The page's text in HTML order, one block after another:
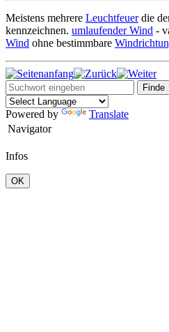
Meistens mehrere Leuchtfeuerdie
kennzeichnen. umlaufender Wind -
Wind ohne bestimmbare
Powered by
Translate
Navigator
Infos
OK